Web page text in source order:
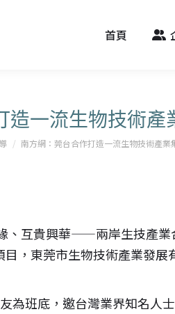
首頁
造一流生物技術產
南方網：莞台合作打造一流生物技術產業
、互貴興華——兩岸生技產
，東莞市生物技術產業發展
班底，邀台灣業界知名人